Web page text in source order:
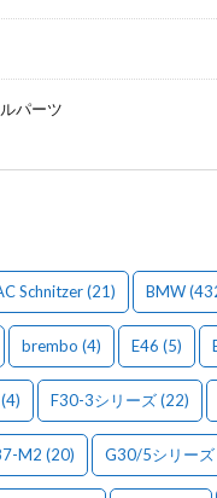
パーツ
Schnitzer(21) BMW
brembo (4) E46 (5)
(4) F30-3シリーズ(22)
M2 (20) G30/5シリーズ